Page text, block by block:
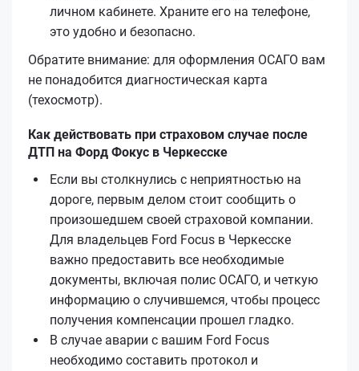
личном кабинете. Храните его на телефоне,
это удобно и безопасно.
Обратите внимание: для оформления ОСАГО вам
не понадобится диагностическая карта
(техосмотр).
Как действовать при страховом случае после
ДТП на Форд Фокус в Черкесске
Если вы столкнулись с неприятностью на
дороге, первым делом стоит сообщить о
произошедшем своей страховой компании.
Для владельцев Ford Focus в Черкесске
важно предоставить все необходимые
документы, включая полис ОСАГО, и четкую
информацию о случившемся, чтобы процесс
получения компенсации прошел гладко.
В случае аварии с вашим Ford Focus
необходимо составить протокол и